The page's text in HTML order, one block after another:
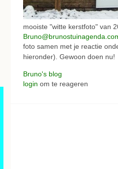
mooiste "witte kerstfoto" van
foto samen met je reactie
hieronder). Gewoon doen nu!
Bruno's blog
login om te reageren